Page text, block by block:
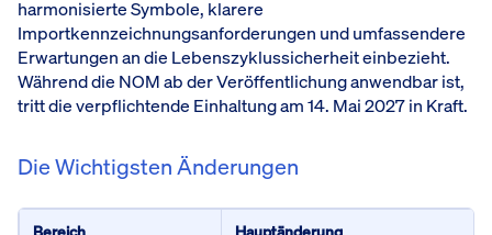
harmonisierte Symbole, klarere
Importkennzeichnungsanforderungen und umfassendere
Erwartungen an die Lebenszyklussicherheit einbezieht.
Während die NOM ab der Veröffentlichung anwendbar ist,
tritt die verpflichtende Einhaltung am 14. Mai 2027 in Kraft.
Die Wichtigsten Änderungen